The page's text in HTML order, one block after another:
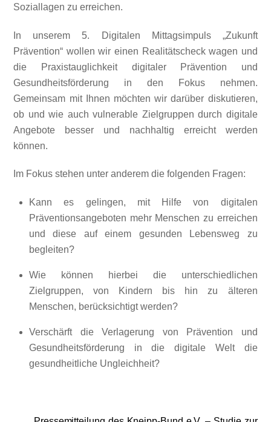
Soziallagen zu erreichen.
In unserem 5. Digitalen Mittagsimpuls „Zukunft
Prävention“ wollen wir einen Realitätscheck wagen und
die Praxistauglichkeit digitaler Prävention und
Gesundheitsförderung in den Fokus nehmen.
Gemeinsam mit Ihnen möchten wir darüber diskutieren,
ob und wie auch vulnerable Zielgruppen durch digitale
Angebote besser und nachhaltig erreicht werden
können.
Im Fokus stehen unter anderem die folgenden Fragen:
Kann es gelingen, mit Hilfe von digitalen
Präventionsangeboten mehr Menschen zu erreichen
und diese auf einem gesunden Lebensweg zu
begleiten?
Wie können hierbei die unterschiedlichen
Zielgruppen, von Kindern bis hin zu älteren
Menschen, berücksichtigt werden?
Verschärft die Verlagerung von Prävention und
Gesundheitsförderung in die digitale Welt die
gesundheitliche Ungleichheit?